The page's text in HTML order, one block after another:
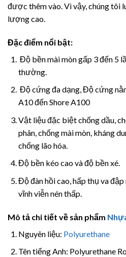
được thêm vào. Vì vậy, chúng tôi
lượng cao.
Đặc điểm nổi bật:
Độ bền mài mòn gấp 3 đến 5
thường.
Độ cứng đa dạng, Độ cứng
A10 đến Shore A100
Vật liệu đặc biệt chống dầu,
phân, chống mài mòn, kháng
chống lão hóa.
Độ bền kéo cao và độ bền xé.
Độ đàn hồi cao, hấp thụ va
vĩnh viễn nén thấp.
Mô tả chi tiết về sản phẩm
Nguyên liệu: Polyurethane
Tên tiếng Anh: Polyurethane